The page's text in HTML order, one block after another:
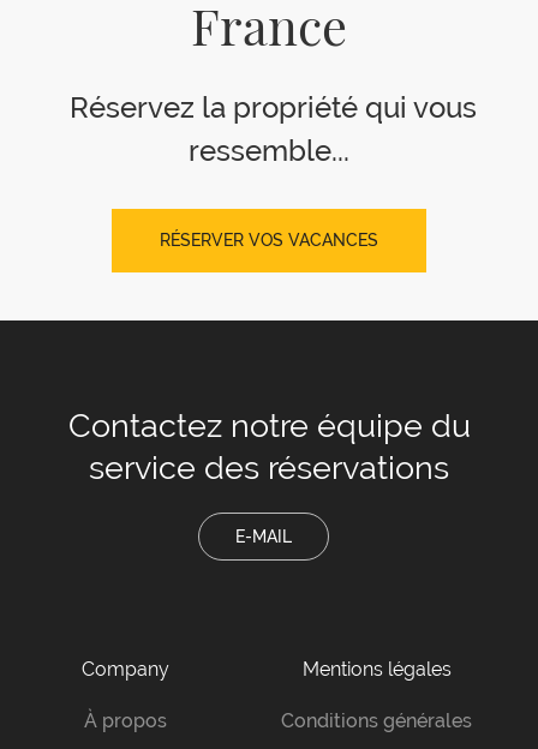
France
Réservez la propriété qui vous
ressemble...
RÉSERVER VOS VACANCES
Contactez notre équipe du
service des réservations
E-MAIL
Company
À propos
Mentions légales
Conditions générales